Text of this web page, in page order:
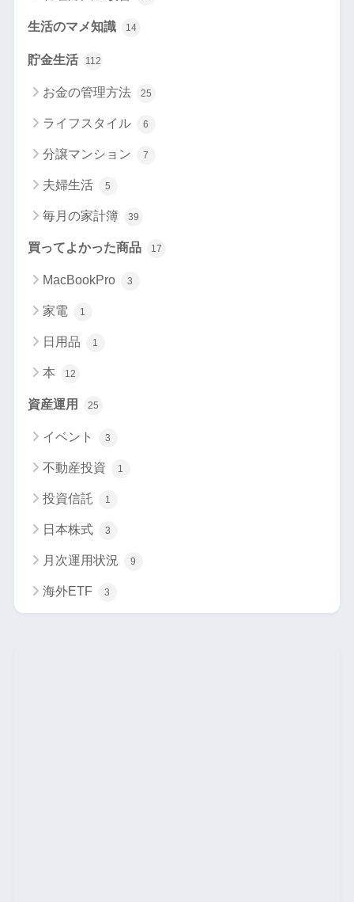
生活のマメ知識 14
貯金生活 112
お金の管理方法 25
ライフスタイル 6
分譲マンション 7
夫婦生活 5
毎月の家計簿 39
買ってよかった商品 17
MacBookPro 3
家電 1
日用品 1
本 12
資産運用 25
イベント 3
不動産投資 1
投資信託 1
日本株式 3
月次運用状況 9
海外ETF 3